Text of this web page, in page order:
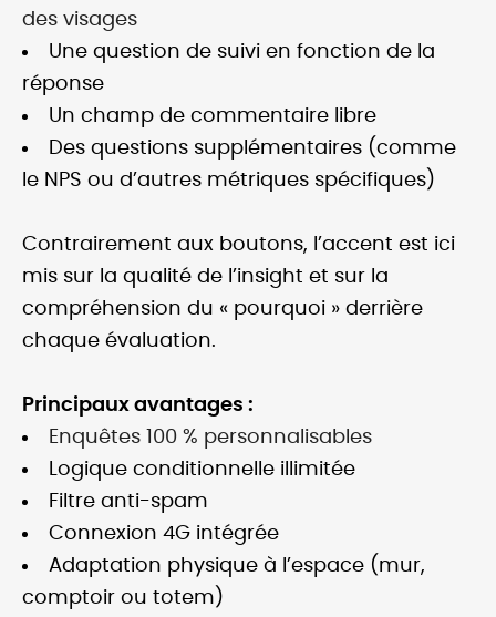
des visages
Une question de suivi en fonction de la
réponse
Un champ de commentaire libre
Des questions supplémentaires (comme
le NPS ou d’autres métriques spécifiques)
Contrairement aux boutons, l’accent est ici
mis sur la qualité de l’insight et sur la
compréhension du « pourquoi » derrière
chaque évaluation.
Principaux avantages :
Enquêtes 100 % personnalisables
Logique conditionnelle illimitée
Filtre anti-spam
Connexion 4G intégrée
Adaptation physique à l’espace (mur,
comptoir ou totem)